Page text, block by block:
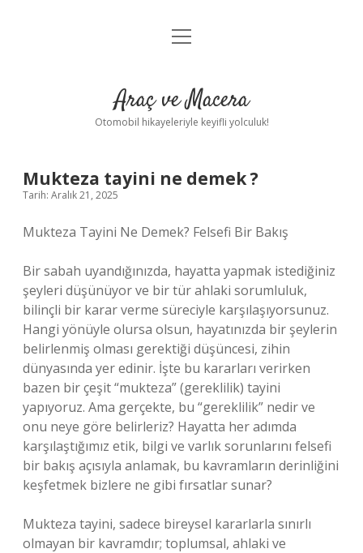
Anasayfa
Yasal Uyarı
menüyü
Araç ve Macera
Otomobil hikayeleriyle keyifli yolculuk!
Mukteza tayini ne demek ?
Tarih: Aralık 21, 2025
Mukteza Tayini Ne Demek? Felsefi Bir Bakış
Bir sabah uyandığınızda, hayatta yapmak istediğiniz
şeyleri düşünüyor ve bir tür ahlaki sorumluluk,
bilinçli bir karar verme süreciyle karşılaşıyorsunuz.
Hangi yönüyle olursa olsun, hayatınızda bir şeylerin
belirlenmiş olması gerektiği düşüncesi, zihin
dünyasında yer edinir. İşte bu kararları verirken
bazen bir çeşit “mukteza” (gereklilik) tayini
yapıyoruz. Ama gerçekte, bu “gereklilik” nedir ve
onu neye göre belirleriz? Hayatta her adımda
karşılaştığımız etik, bilgi ve varlık sorunlarını felsefi
bir bakış açısıyla anlamak, bu kavramların derinliğini
keşfetmek bizlere ne gibi fırsatlar sunar?
Mukteza tayini, sadece bireysel kararlarla sınırlı
olmayan bir kavramdır; toplumsal, ahlaki ve